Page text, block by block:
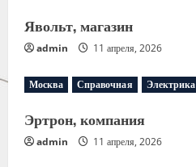
Явольт, магазин
admin 11 апреля, 2026
Москва Справочная Электрика
Эртрон, компания
admin 11 апреля, 2026